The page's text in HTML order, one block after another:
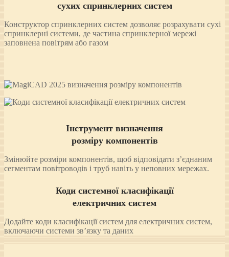
сухих спринклерних систем
Конструктор спринклерних систем дозволяє розрахувати сухі
спринклерні системи, де частина спринклерної мережі
заповнена повітрям або газом
Інструмент визначення
розміру компонентів
Змінюйте розміри компонентів, щоб відповідати з’єднаним
сегментам повітроводів і труб навіть у неповних мережах.
Коди системної класифікації
електричних систем
Додайте коди класифікації систем для електричних систем,
включаючи системи зв’язку та даних